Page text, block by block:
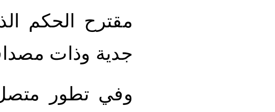
مقترح الحكم
جدية وذات
وفي تطور